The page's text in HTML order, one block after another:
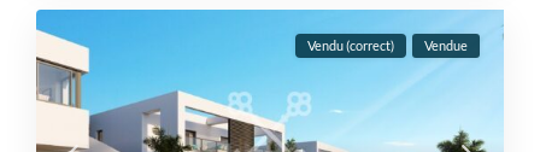
Vendu (correct) Vendue